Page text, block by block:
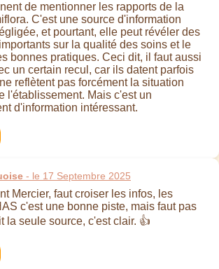
de mentionner les rapports de la
C'est une source d'information
et pourtant, elle peut révéler des
sur la qualité des soins et le
bonnes pratiques. Ceci dit, il faut aussi
un certain recul, car ils datent parfois
reflètent pas forcément la situation
l'établissement. Mais c'est un
d'information intéressant.
- le 17 Septembre 2025
Mercier, faut croiser les infos, les
c'est une bonne piste, mais faut pas
la seule source, c'est clair. 👍